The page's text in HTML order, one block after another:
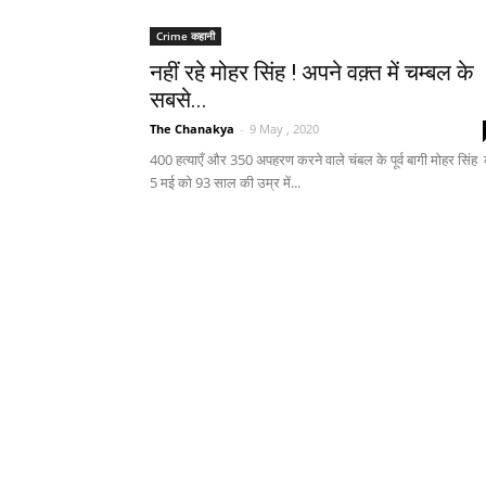
Crime कहानी
नहीं रहे मोहर सिंह ! अपने वक़्त में चम्बल के
सबसे...
The Chanakya - 9 May , 2020
400 हत्याएँ और 350 अपहरण करने वाले चंबल के पूर्व बागी मोहर सिंह
5 मई को 93 साल की उम्र में...